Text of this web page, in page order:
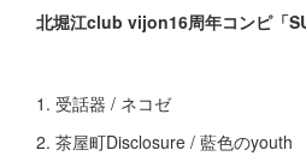
北堀江club vijon16周年コンピ「
1. 受話器 / ネコゼ
2. 茶屋町Disclosure / 藍色のyouth